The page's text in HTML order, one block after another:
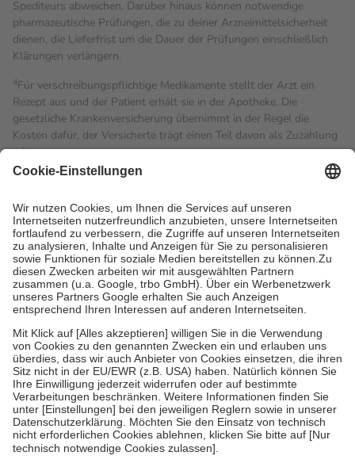
Spediteurs abweichen. Darüber hinaus können notwendige
pharmazeutische Prüfungen, die zu deiner Arzneimittelsicherheit
dienen, die Lieferfrist um die Dauer der Prüfungen einschließlich
Klärungen verlängern.
4Für verschreibungspflichtige Medikamente stellt der Arzt ein
Rezept aus und der Patient erhält sie in der Apotheke. Die
gesetzliche Krankenversicherung übernimmt in der Regel die
Kosten dafür, der Versicherte trägt einen Teil davon als Zuzahlung
mit.
Grundsätzlich leisten Mitglieder Zuzahlungen in Höhe von zehn
höchstens zehn Euro.
Es sind jedoch nie mehr als die
tatsächlichen Kosten der Leistung zu entrichten.
Diese Regeln gelten grundsätzlich auch für Online-Apotheken.
Bei Heilmitteln und häuslicher Krankenpflege beträgt die
Zuzahlung zehn Prozent der Kosten sowie zehn Euro je
Verordnung.
Um das Engagement der Versicherten für ihre eigene Gesundheit
zu stärken und die besondere Stellung der Familie zu unterstützen,
fallenkeine Zuzahlungenan bei:
• Kindern und Jugendlichen bis zum vollendeten 18. Lebensjahr
mit Ausnahme der Fahrkosten
• Untersuchungen zur Vorsorge und Früherkennung, die von der
GKV getragen werden
• empfohlenen Schutzimpfungen
• Harn- und Blutteststreifen